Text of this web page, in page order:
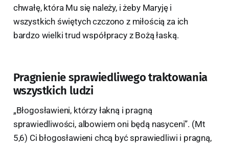
chwałę, która Mu się należy, i żeby Maryję i
wszystkich świętych czczono z miłością za ich
bardzo wielki trud współpracy z Bożą łaską.
Pragnienie sprawiedliwego traktowania
wszystkich ludzi
„Błogosławieni, którzy łakną i pragną
sprawiedliwości, albowiem oni będą nasyceni”. (Mt
5,6) Ci błogosławieni chcą być sprawiedliwi i pragną,